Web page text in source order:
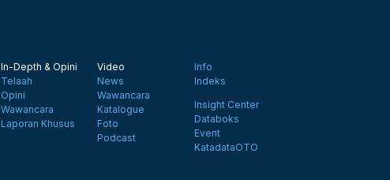
In-Depth & Opini
Telaah
Opini
Wawancara
Laporan Khusus
Video
News
Wawancara
Katalogue
Foto
Podcast
Info
Indeks
Insight Center
Databoks
Event
KatadataOTO